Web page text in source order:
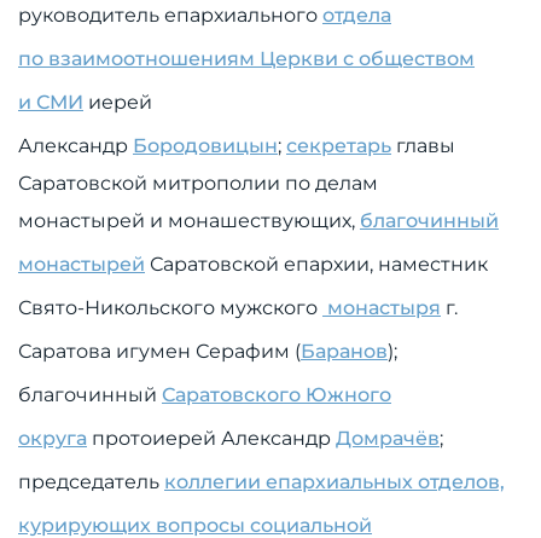
руководитель епархиального отдела
по взаимоотношениям Церкви с обществом
и СМИ иерей
Александр Бородовицын; секретарь главы
Саратовской митрополии по делам
монастырей и монашествующих, благочинный
монастырей Саратовской епархии, наместник
Свято-Никольского мужского монастыря г.
Саратова игумен Серафим (Баранов);
благочинный Саратовского Южного
округа протоиерей Александр Домрачёв;
председатель коллегии епархиальных отделов,
курирующих вопросы социальной